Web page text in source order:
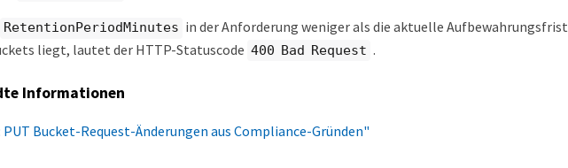
RetentionPeriodMinutes in der Anforderung weniger als die aktuelle Aufbewahrungsfrist
liegt, lautet der HTTP-Statuscode 400 Bad Request .
Informationen
Bucket-Request-Änderungen aus Compliance-Gründen"